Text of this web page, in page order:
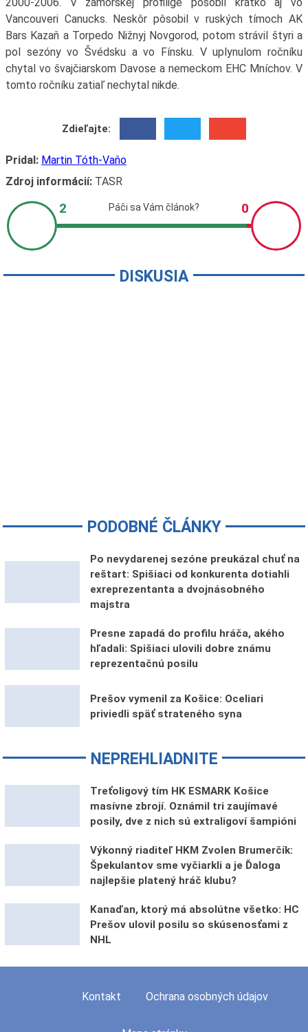
2000-2006. V zámorskej profilige pôsobil krátko aj vo
Vancouveri Canucks. Neskôr pôsobil v ruských tímoch AK
Bars Kazaň a Torpedo Nižnyj Novgorod, potom strávil štyri a
pol sezóny vo Švédsku a vo Fínsku. V uplynulom ročníku
chytal vo švajčiarskom Davose a nemeckom EHC Mníchov. V
tomto ročníku zatiaľ nechytal nikde.
Zdieľajte:
Pridal: Martin Tóth-Vaňo
Zdroj informácií:TASR
DISKUSIA
PODOBNÉ ČLÁNKY
Po nevydarenej sezóne preukázal chuť na
reštart: Spišiaci od konkurenta dotiahli
exreprezentanta a dvojnásobného
majstra
Presne zapadá do profilu hráča, akého
hľadali: Spišiaci ulovili dobre známu
reprezentačnú posilu
Prešov vymenil za Košice: Oceliari
priviedli späť strateného syna
NEPREHLIADNITE
Treťoligový tím HK ESMARK Košice
masívne zbrojí. Oznámil tri zaujímavé
posily, dve z nich sú extraligoví šampióni
Výkonný riaditeľ HKM Zvolen Brumerčík:
Špekulantov sme vyčiarkli a je Ďaloga
najlepšie platený hráč klubu?
Kanaďan, ktorý má absolútne všetko: HC
Prešov ulovil posilu so skúsenosťami z
NHL
Kontakt Ochrana osobných údajov